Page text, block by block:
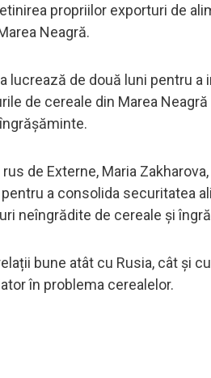
propriilor exporturi de
Neagră.
lucrează de două luni pentru
de cereale din Marea
de Externe, Maria
a consolida securitatea
neîngrădite de cereale și
bune atât cu Rusia, cât și
în problema cerealelor.